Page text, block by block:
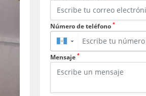
Número de teléfono *
▼
Mensaje *